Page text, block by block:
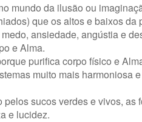
mundo da ilusão ou
que os altos e baixos
ansiedade, angústia e
e Alma.
purifica corpo físico e
muito mais harmoniosa
sucos verdes e vivos, as
e lucidez.